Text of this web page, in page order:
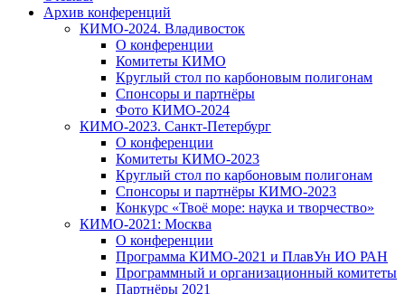
Архив конференций
КИМО-2024. Владивосток
О конференции
Комитеты КИМО
Круглый стол по карбоновым полигонам
Спонсоры и партнёры
Фото КИМО-2024
КИМО-2023. Санкт-Петербург
О конференции
Комитеты КИМО-2023
Круглый стол по карбоновым полигонам
Спонсоры и партнёры КИМО-2023
Конкурс «Твоё море: наука и творчество»
КИМО-2021: Москва
О конференции
Программа КИМО-2021 и ПлавУн ИО РАН
Программный и организационный комитеты
Партнёры 2021